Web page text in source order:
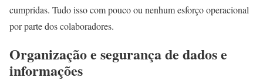
cumpridas. Tudo isso com pouco ou nenhum esforço operacional
por parte dos colaboradores.
Organização e segurança de dados e
informações